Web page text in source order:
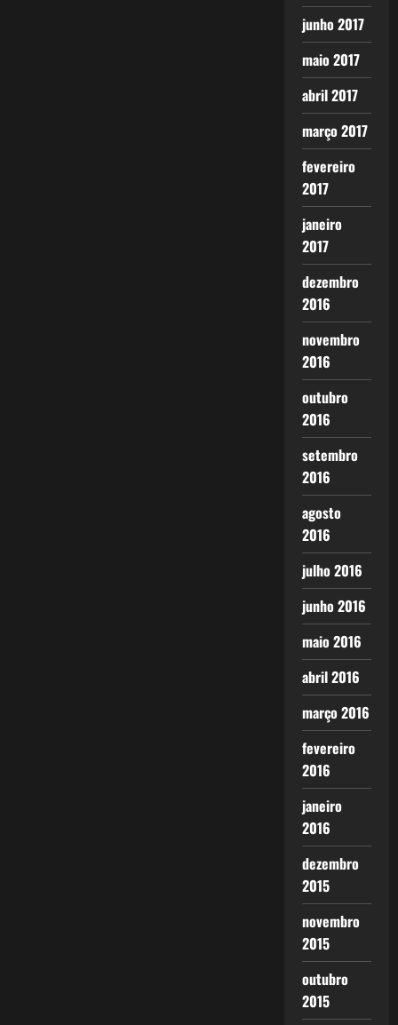
junho 2017
maio 2017
abril 2017
março 2017
fevereiro
2017
janeiro
2017
dezembro
2016
novembro
2016
outubro
2016
setembro
2016
agosto
2016
julho 2016
junho 2016
maio 2016
abril 2016
março 2016
fevereiro
2016
janeiro
2016
dezembro
2015
novembro
2015
outubro
2015